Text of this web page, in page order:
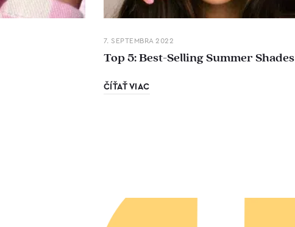
7. SEPTEMBRA 2022
Top 5: Best-Selling Summer Shades
ČÍŤAŤ VIAC